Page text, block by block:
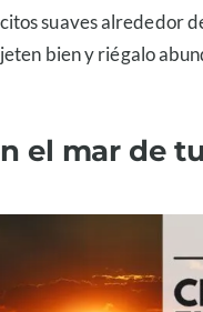
suaves alrededor
bien y riégalo
el mar de